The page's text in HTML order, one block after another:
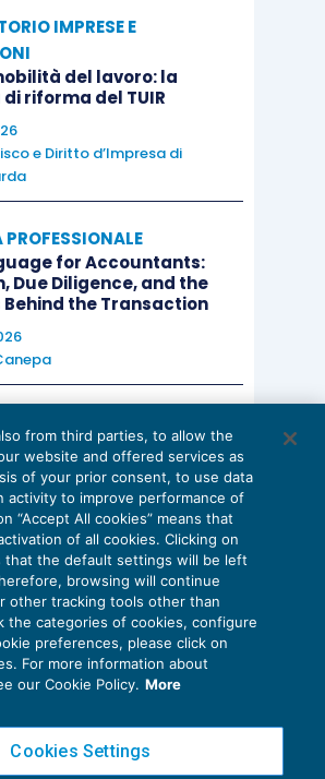
previsto in tema di società
2638, comma 2, cod.
concerne l’introduzione del c.d.
vigilanza” a carico delle
dei controlli, calcolato in
aggiornato nel
cadenza biennale e versato ogni
il 30 Giugno)a favore delle
abilitate cui eventualmente
oppure al Ministero del
Il contributo annuo di vigilanza
150 euro per le imprese sociali
a 50.000 euro ad un massimo
per le imprese sociali con
al milione di euro.
determina sanzioni
54/2022).
IMPRESE E
del lavoro: la
riforma del TUIR
e Diritto d’Impresa di
PROFESSIONALE
for Accountants:
Due Diligence, and the
the Transaction
e studi professionali: le
concrete
eStefano Dovier
Privacy Policy
Cookie Policy
from third parties, to allow the
website and offered services as
of your prior consent, to use data
activity to improve performance of
“Accept All cookies” means that
of all cookies. Clicking on
that the default settings will be left
browsing will continue
other tracking tools other than
the categories of cookies, configure
preferences, please click on
For more information about
our Cookie Policy. More
Cookies Settings